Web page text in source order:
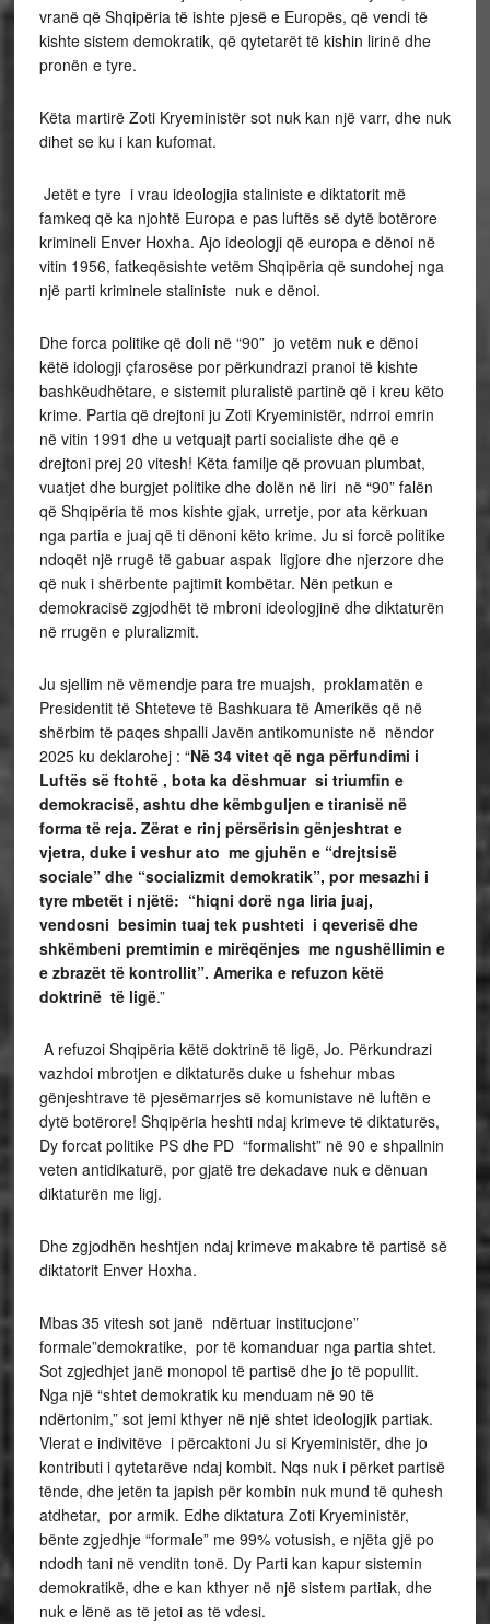
vranë që Shqipëria të ishte pjesë e Europës, që vendi të
kishte sistem demokratik, që qytetarët të kishin lirinë dhe
pronën e tyre.
Këta martirë Zoti Kryeministër sot nuk kan një varr, dhe nuk
dihet se ku i kan kufomat.
Jetët e tyre i vrau ideologjia staliniste e diktatorit më
famkeq që ka njohtë Europa e pas luftës së dytë botërore
krimineli Enver Hoxha. Ajo ideologji që europa e dënoi në
vitin 1956, fatkeqësishte vetëm Shqipëria që sundohej nga
një parti kriminele staliniste nuk e dënoi.
Dhe forca politike që doli në “90” jo vetëm nuk e dënoi
këtë idologji çfarosëse por përkundrazi pranoi të kishte
bashkëudhëtare, e sistemit pluralistë partinë që i kreu këto
krime. Partia që drejtoni ju Zoti Kryeministër, ndrroi emrin
në vitin 1991 dhe u vetquajt parti socialiste dhe që e
drejtoni prej 20 vitesh! Këta familje që provuan plumbat,
vuatjet dhe burgjet politike dhe dolën në liri në “90” falën
që Shqipëria të mos kishte gjak, urretje, por ata kërkuan
nga partia e juaj që ti dënoni këto krime. Ju si forcë politike
ndoqët një rrugë të gabuar aspak ligjore dhe njerzore dhe
që nuk i shërbente pajtimit kombëtar. Nën petkun e
demokracisë zgjodhët të mbroni ideologjinë dhe diktaturën
në rrugën e pluralizmit.
Ju sjellim në vëmendje para tre muajsh, proklamatën e
Presidentit të Shteteve të Bashkuara të Amerikës që në
shërbim të paqes shpalli Javën antikomuniste në nëndor
2025 ku deklarohej : “Në 34 vitet që nga përfundimi i
Luftës së ftohtë , bota ka dëshmuar si triumfin e
demokracisë, ashtu dhe këmbguljen e tiranisë në
forma të reja. Zërat e rinj përsërisin gënjeshtrat e
vjetra, duke i veshur ato me gjuhën e “drejtsisë
sociale” dhe “socializmit demokratik”, por mesazhi i
tyre mbetët i njëtë: “hiqni dorë nga liria juaj,
vendosni besimin tuaj tek pushteti i qeverisë dhe
shkëmbeni premtimin e mirëqënjes me ngushëllimin e
e zbrazët të kontrollit”. Amerika e refuzon këtë
doktrinë të ligë.”
A refuzoi Shqipëria këtë doktrinë të ligë, Jo. Përkundrazi
vazhdoi mbrotjen e diktaturës duke u fshehur mbas
gënjeshtrave të pjesëmarrjes së komunistave në luftën e
dytë botërore! Shqipëria heshti ndaj krimeve të diktaturës,
Dy forcat politike PS dhe PD “formalisht” në 90 e shpallnin
veten antidikaturë, por gjatë tre dekadave nuk e dënuan
diktaturën me ligj.
Dhe zgjodhën heshtjen ndaj krimeve makabre të partisë së
diktatorit Enver Hoxha.
Mbas 35 vitesh sot janë ndërtuar institucjone”
formale”demokratike, por të komanduar nga partia shtet.
Sot zgjedhjet janë monopol të partisë dhe jo të popullit.
Nga një “shtet demokratik ku menduam në 90 të
ndërtonim,” sot jemi kthyer në një shtet ideologjik partiak.
Vlerat e indivitëve i përcaktoni Ju si Kryeministër, dhe jo
kontributi i qytetarëve ndaj kombit. Nqs nuk i përket partisë
tënde, dhe jetën ta japish për kombin nuk mund të quhesh
atdhetar, por armik. Edhe diktatura Zoti Kryeministër,
bënte zgjedhje “formale” me 99% votusish, e njëta gjë po
ndodh tani në venditn tonë. Dy Parti kan kapur sistemin
demokratikë, dhe e kan kthyer në një sistem partiak, dhe
nuk e lënë as të jetoi as të vdesi.